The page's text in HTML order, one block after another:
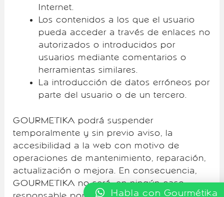
Internet.
Los contenidos a los que el usuario
pueda acceder a través de enlaces no
autorizados o introducidos por
usuarios mediante comentarios o
herramientas similares.
La introducción de datos erróneos por
parte del usuario o de un tercero.
GOURMETIKA podrá suspender
temporalmente y sin previo aviso, la
accesibilidad a la web con motivo de
operaciones de mantenimiento, reparación,
actualización o mejora. En consecuencia,
GOURMETIKA no será, en ningún caso,
Habla con Gourmétika